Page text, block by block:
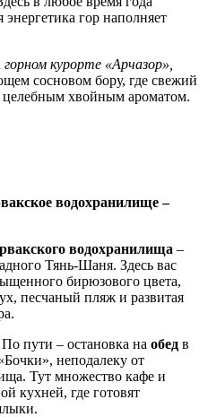
гор наполняет
горном курорте «Арчазор»,
сосновом бору, где свежий
хвойным ароматом.
водохранилище –
водохранилища –
Тянь-Шаня. Здесь вас
бирюзового цвета,
песчаный пляж и развитая
пути – остановка на обед в
неподалеку от
Тут множество кафе и
кухней, где готовят